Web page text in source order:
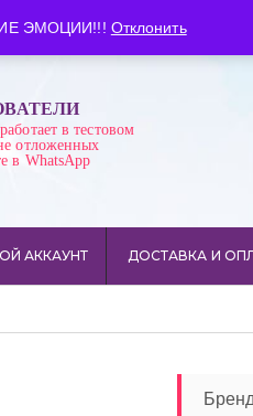
ЭМОЦИИ!!! Отклонить
в тестовом
отложенных
в WhatsApp
АККАУНТ ДОСТАВКА И